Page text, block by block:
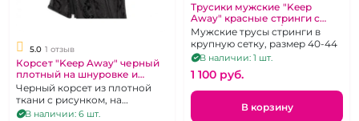
5.0 1 отзыв
Корсет "Keep Away" черный
плотный на шнуровке и
стринги размер L 44
Черный корсет из плотной
ткани с рисунком, на
шнуровке и молнии
В наличии: 6 шт.
Трусики мужские "Keep
Away" красные стринги с
круглую сетку XS/M
Мужские трусы стринги в
крупную сетку, размер 40-44
В наличии: 1 шт.
1 100 pуб.
В корзину